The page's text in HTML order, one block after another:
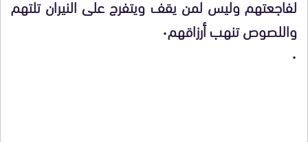
لفاجعتهم وليس لمن يقف ويتفرج على النيران تلتهم
واللصوص تنهب أرزاقهم٠
٠